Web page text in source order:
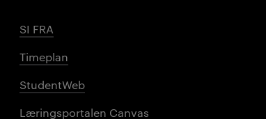
SI FRA
Timeplan
StudentWeb
Læringsportalen Canvas